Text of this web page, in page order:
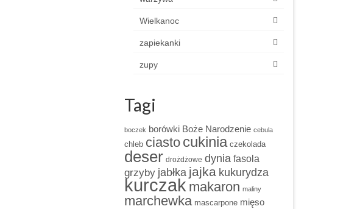
Wielkanoc
zapiekanki
zupy
Tagi
boczek borówki Boże Narodzenie cebula
chleb ciasto cukinia czekolada
deser drożdżowe dynia fasola
grzyby jabłka jajka kukurydza
kurczak makaron maliny
marchewka mascarpone mięso